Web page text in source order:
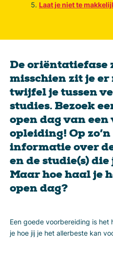
Laat je niet te
De oriëntatiefase
misschien zit je
twijfel je tussen
studies. Bezoek
open dag van
opleiding! Op
informatie over
en de studie(s)
Maar hoe haal je
open dag?
Een goede voorbereiding is
je hoe jij je het allerbeste kan